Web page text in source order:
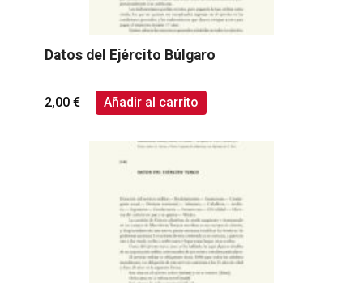
Datos del Ejército Búlgaro
2,00 € Añadir al carrito